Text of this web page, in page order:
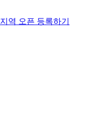
지역 오픈 등록하기